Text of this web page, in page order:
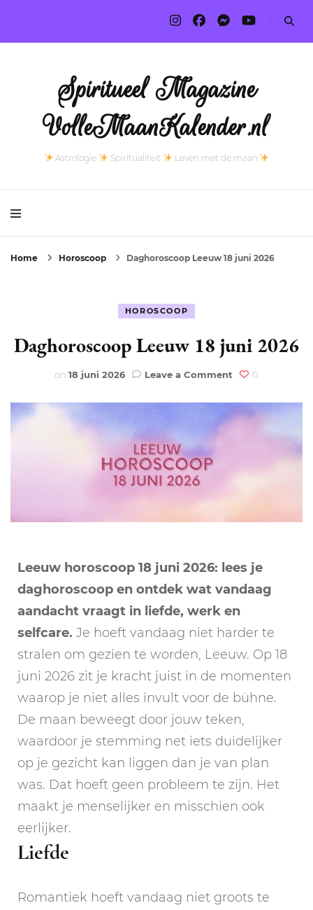
Spiritueel Magazine
VolleMaanKalender.nl
Astrologie Spiritualiteit Leven met de maan
Home Horoscoop Daghoroscoop Leeuw 18 juni 2026
HOROSCOOP
Daghoroscoop Leeuw 18 juni 2026
on 18 juni 2026 Leave a Comment on
Leeuw
18
0
Leeuw horoscoop 18 juni 2026: lees je
daghoroscoop en ontdek wat vandaag
aandacht vraagt in liefde, werk en
selfcare. Je hoeft vandaag niet harder te
stralen om gezien te worden, Leeuw. Op 18
juni 2026 zit je kracht juist in de momenten
waarop je niet alles invult voor de bühne.
De maan beweegt door jouw teken,
waardoor je stemming net iets duidelijker
op je gezicht kan liggen dan je van plan
was. Dat hoeft geen probleem te zijn. Het
maakt je menselijker en misschien ook
eerlijker.
Liefde
Romantiek hoeft vandaag niet groots te